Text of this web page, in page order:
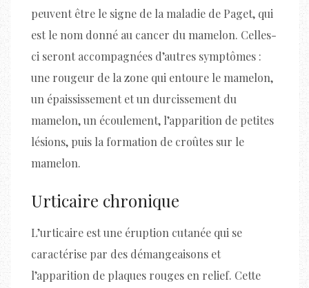
peuvent être le signe de la maladie de Paget, qui
est le nom donné au cancer du mamelon. Celles-
ci seront accompagnées d’autres symptômes :
une rougeur de la zone qui entoure le mamelon,
un épaississement et un durcissement du
mamelon, un écoulement, l’apparition de petites
lésions, puis la formation de croûtes sur le
mamelon.
Urticaire chronique
L’urticaire est une éruption cutanée qui se
caractérise par des démangeaisons et
l’apparition de plaques rouges en relief. Cette